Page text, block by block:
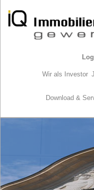
Wir als Investor
Download &